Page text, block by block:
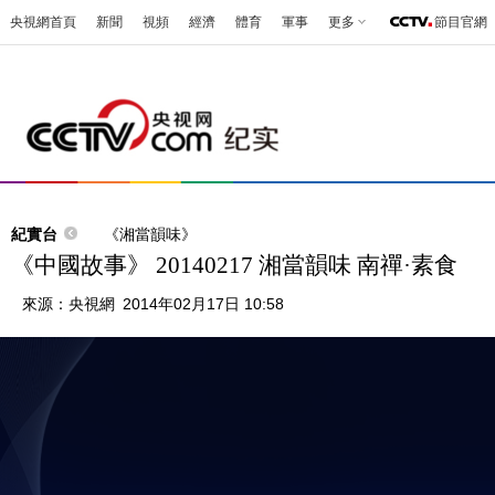
央視網首頁 新聞 視頻 經濟 體育 軍事 更多 節目官網
紀實台 《湘當韻味》
《中國故事》 20140217 湘當韻味 南禪·素食
來源： 央視網 2014年02月17日 10:58